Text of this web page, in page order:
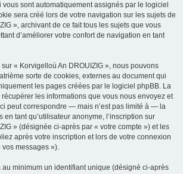
sont automatiquement assignés par le logiciel
sera créé lors de votre navigation sur les sujets de
», archivant de ce fait tous les sujets que vous
d’améliorer votre confort de navigation en tant
« Korvigelloù An DROUIZIG », nous pouvons
sorte de cookies, externes au document qui
les pages créées par le logiciel phpBB. La
les informations que vous nous envoyez et
peut correspondre — mais n’est pas limité à — la
tant qu’utilisateur anonyme, l’inscription sur
» (désignée ci-après par « votre compte ») et les
après votre inscription et lors de votre connexion
messages »).
au minimum un identifiant unique (désigné ci-après